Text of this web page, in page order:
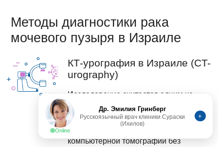
Методы диагностики рака
мочевого пузыря в Израиле
КТ-урография в Израиле (CT-
urography)
Исследование считается одним из
наиболее эффективных методов
диагностики рака мочевого пузыря.
Процедура начинается с выполнения
компьютерной томографии без
Online
Др. Эмилия Гринберг
Русскоязычный врач клиники Сураски
(Ихилов)
+